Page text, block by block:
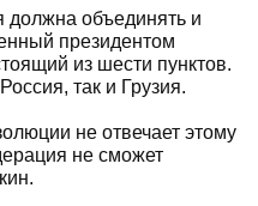
должна объединять и
президентом
из шести пунктов.
так и Грузия.
не отвечает этому
не сможет